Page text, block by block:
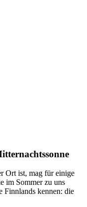
Ort ist, mag für einige
im Sommer zu uns
Finnlands kennen: die